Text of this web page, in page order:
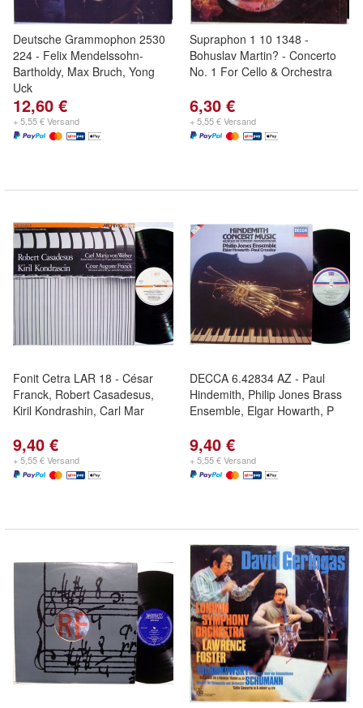
Deutsche Grammophon 2530
224 - Felix Mendelssohn-
Bartholdy, Max Bruch, Yong
Uck
12,60 €
+ 5,55 € Versand
Supraphon 1 10 1348 -
Bohuslav Martin? - Concerto
No. 1 For Cello & Orchestra
6,30 €
+ 5,55 € Versand
Fonit Cetra LAR 18 - César
Franck, Robert Casadesus,
Kiril Kondrashin, Carl Mar
9,40 €
+ 5,55 € Versand
DECCA 6.42834 AZ - Paul
Hindemith, Philip Jones Brass
Ensemble, Elgar Howarth, P
9,40 €
+ 5,55 € Versand